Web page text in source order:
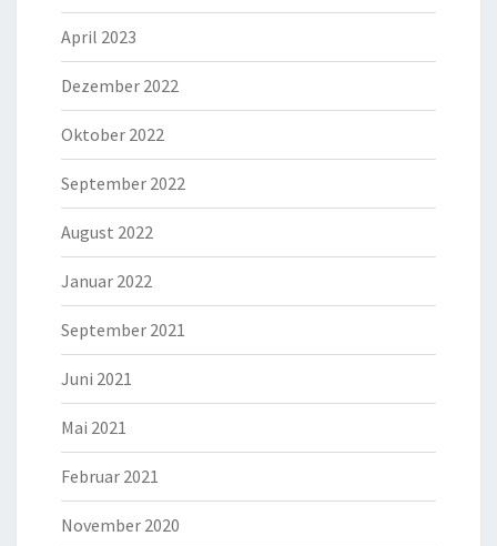
April 2023
Dezember 2022
Oktober 2022
September 2022
August 2022
Januar 2022
September 2021
Juni 2021
Mai 2021
Februar 2021
November 2020